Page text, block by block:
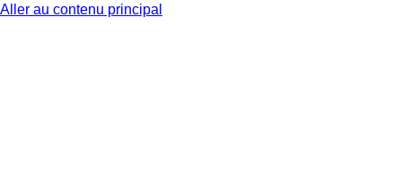
Aller au contenu principal